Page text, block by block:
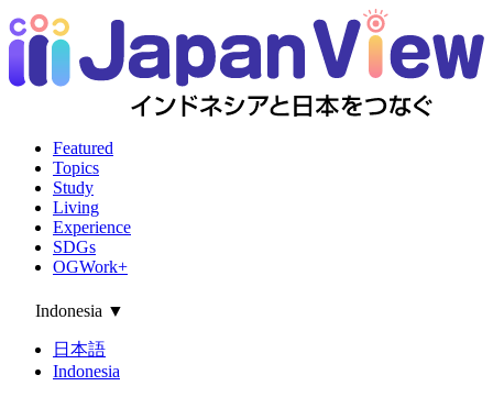
Featured
Topics
Study
Living
Experience
SDGs
OGWork+
Indonesia ▼
日本語
Indonesia